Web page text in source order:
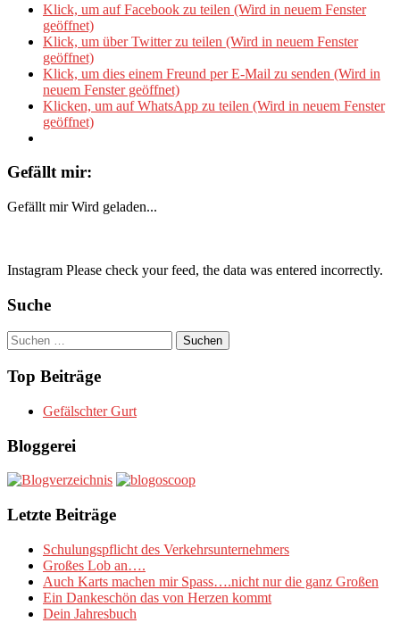
Klick, um auf Facebook zu teilen (Wird in neuem Fenster
geöffnet)
Klick, um über Twitter zu teilen (Wird in neuem Fenster
geöffnet)
Klick, um dies einem Freund per E-Mail zu senden (Wird in
neuem Fenster geöffnet)
Klicken, um auf WhatsApp zu teilen (Wird in neuem Fenster
geöffnet)
Gefällt mir:
Gefällt mir Wird geladen...
Instagram Please check your feed, the data was entered incorrectly.
Suche
Suchen
nach:
Top Beiträge
Gefälschter Gurt
Bloggerei
Letzte Beiträge
Schulungspflicht des Verkehrsunternehmers
Großes Lob an….
Auch Karts machen mir Spass….nicht nur die ganz Großen
Ein Dankeschön das von Herzen kommt
Dein Jahresbuch